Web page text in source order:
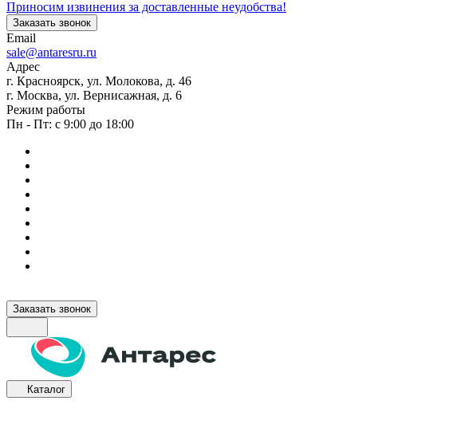
Приносим извинения за доставленные неудобства!
Заказать звонок
Email
sale@antaresru.ru
Адрес
г. Красноярск, ул. Молокова, д. 46
г. Москва, ул. Вернисажная, д. 6
Режим работы
Пн - Пт: с 9:00 до 18:00
Заказать звонок
Каталог